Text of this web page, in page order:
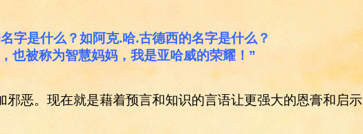
字是什么？如阿克.哈.古德西的名字是什么？
也被称为智慧妈妈，我是亚哈威的荣耀！”
恶。现在就是藉着预言和知识的言语让更强大的恩膏和启示